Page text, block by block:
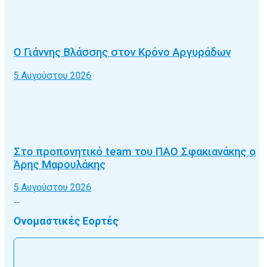
Ο Γιάννης Βλάσσης στον Κρόνο Αργυράδων
5 Αυγούστου 2026
Στο προπονητικό team του ΠΑΟ Σφακιανάκης ο
Άρης Μαρουλάκης
5 Αυγούστου 2026
Ονομαστικές Εορτές